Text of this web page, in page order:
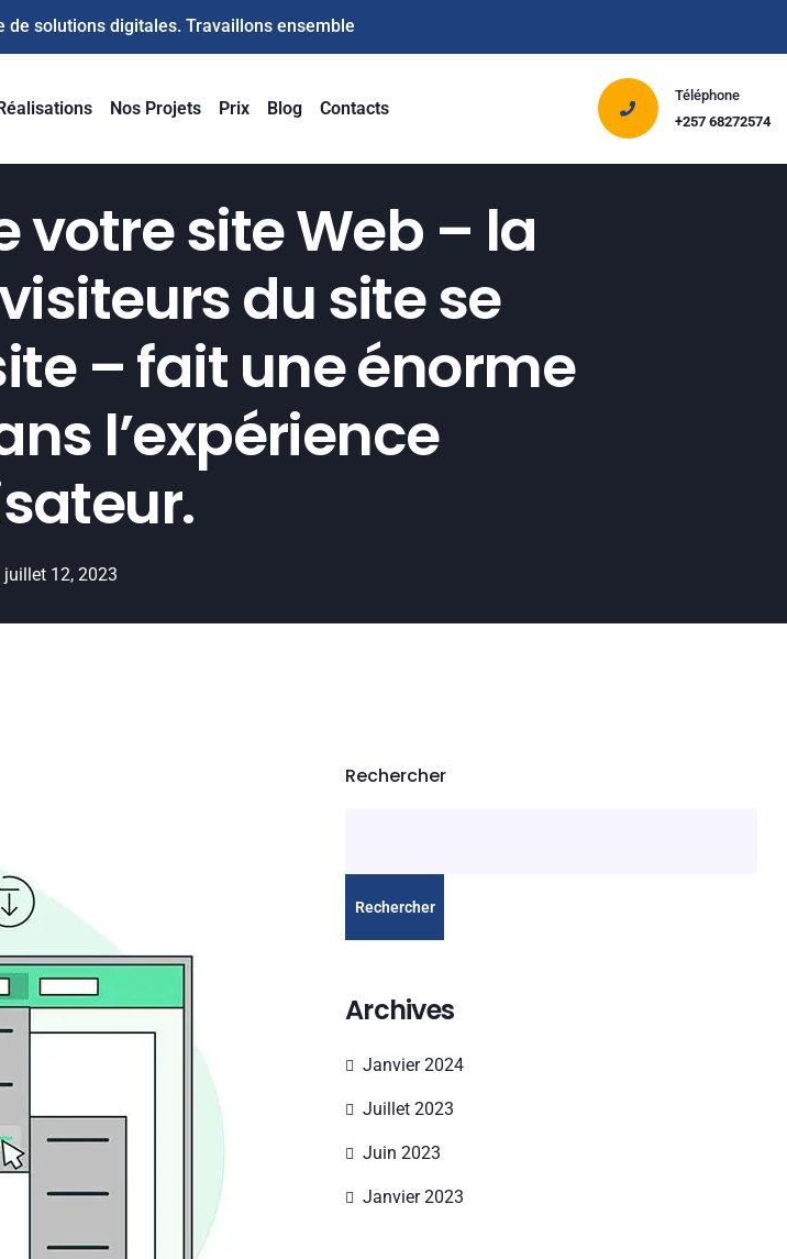
de solutions digitales. Travaillons ensemble
Nos Projets Prix Blog Contacts
Téléphone
+257 68272574
votre site Web – la
du site se
– fait une énorme
l’expérience
juillet 12, 2023
Rechercher
Rechercher
Archives
Janvier 2024
Juillet 2023
Juin 2023
Janvier 2023